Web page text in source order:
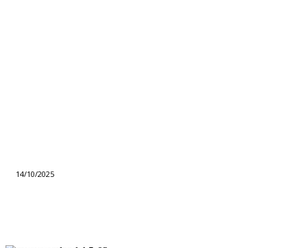
14/10/2025